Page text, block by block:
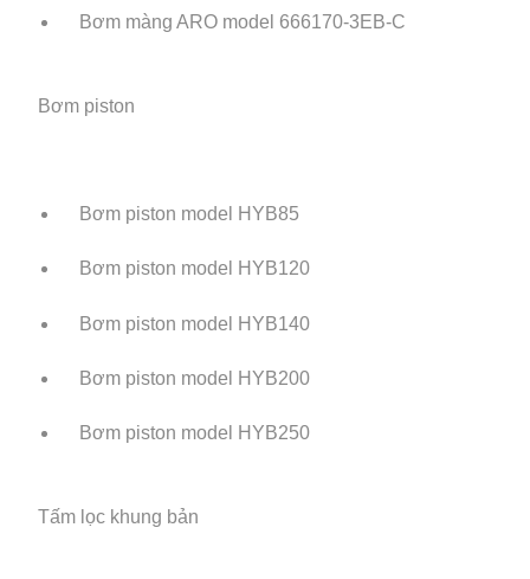
Bơm màng ARO model 666170-3EB-C
Bơm piston
Bơm piston model HYB85
Bơm piston model HYB120
Bơm piston model HYB140
Bơm piston model HYB200
Bơm piston model HYB250
Tấm lọc khung bản